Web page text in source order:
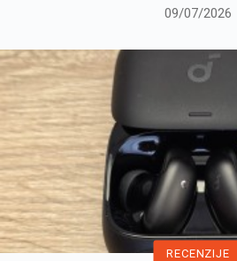
09/07/2026
RECENZIJE